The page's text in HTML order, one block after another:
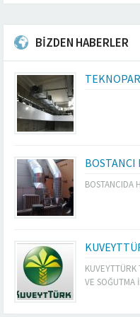
BİZDEN HABERLER
BOSTANCI
BOSTANCIDA
KUVEYTTÜRK
VE SOĞUTMA